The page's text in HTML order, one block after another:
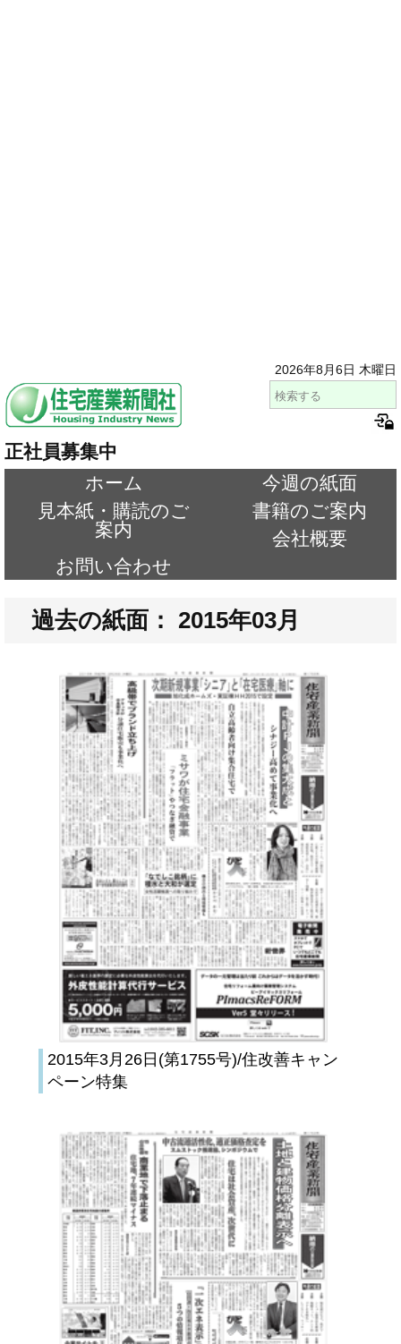
2026年8月6日 木曜日
正社員募集中
ホーム
今週の紙面
見本紙・購読のご
案内
書籍のご案内
会社概要
お問い合わせ
過去の紙面： 2015年03月
2015年3月26日(第1755号)/住改善キャン
ペーン特集